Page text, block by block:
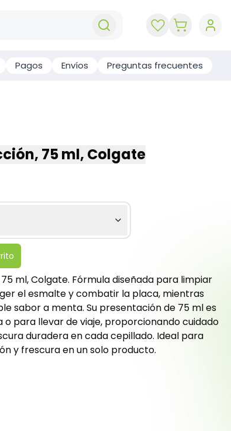
Pagos Envíos Preguntas frecuentes
75 ml, Colgate
ml, Colgate. Fórmula diseñada para limpiar
el esmalte y combatir la placa, mientras
sabor a menta. Su presentación de 75 ml es
para llevar de viaje, proporcionando cuidado
duradera en cada cepillado. Ideal para
y frescura en un solo producto.